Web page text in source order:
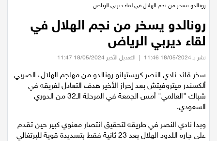
عيلبون
دير حنا
سخنين
عرابة
اخبار عالمية
رياضة
رونالدو يسخر من نجم الهلال في لقاء ديربي الرياض
رونالدو يسخر من نجم الهلال في
لقاء ديربي الرياض
نشر بـ 18/05/2024 11:46 | التعديل الأخير 18/05/2024 11:47
سخر قائد نادي النصر كريستيانو رونالدو من مهاجم الهلال، الصربي
ألكسندر ميتروفيتش بعد إحراز الأخير هدف التعادل لفريقه في
شباك "العالمي" أمس الجمعة في المرحلة الـ32 من الدوري
السعودي.
وبدا نادي النصر في طريقه لتحقيق انتصار معنوي كبير حين تقدم
على جاره اللدود الهلال بعد 23 ثانية فقط بتسديدة قوية للبرتغالي